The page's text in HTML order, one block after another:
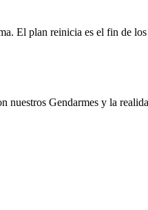
El plan reinicia es el fin de
Gendarmes y la